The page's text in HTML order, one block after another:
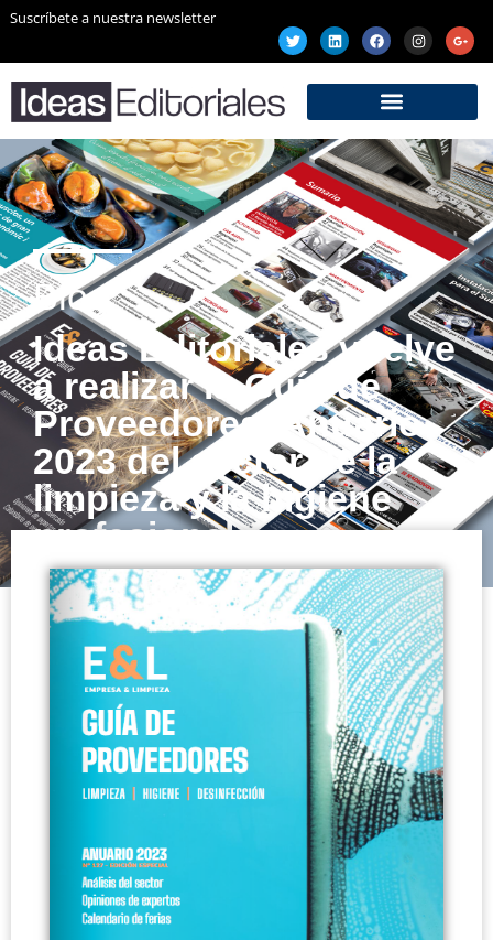
Suscríbete a nuestra newsletter
Blog
Ideas Editoriales vuelve
a realizar la Guía de
Proveedores. Anuario
2023 del sector de la
limpieza y la higiene
profesional